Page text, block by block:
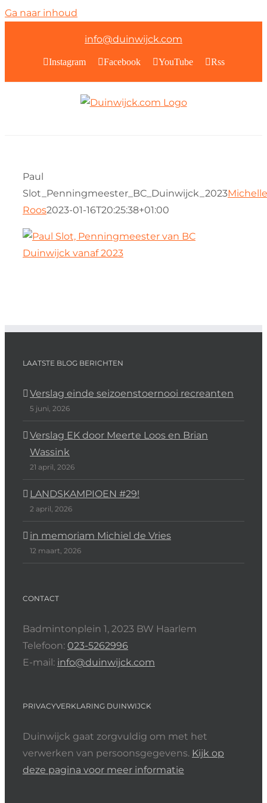
Ga naar inhoud
info@duinwijck.com
Instagram Facebook YouTube Rss
Paul
Slot_Penningmeester_BC_Duinwijck_2023Michelle
Roos2023-01-16T20:25:38+01:00
LAATSTE BLOG BERICHTEN
Verslag einde seizoenstoernooi recreanten
5 juni, 2026
Verslag EK door Meerte Loos en Brian
Wassink
21 april, 2026
LANDSKAMPIOEN #29!
2 april, 2026
in memoriam Michiel de Vries
12 maart, 2026
CONTACT
Badmintonplein 1, 2023 BW Haarlem
Telefoon: 023-5262996
E-mail: info@duinwijck.com
PRIVACYVERKLARING DUINWIJCK
Duinwijck gaat zorgvuldig om met het
verwerken van persoonsgegevens. Kijk op
deze pagina voor meer informatie